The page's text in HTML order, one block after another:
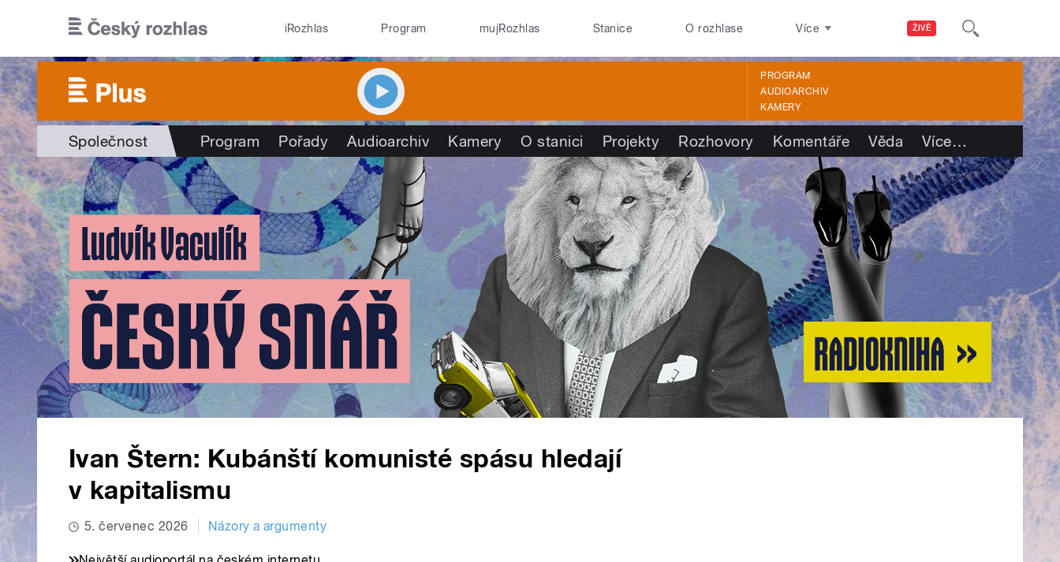
ŽIVĚ
iRozhlas Program mujRozhlas Stanice O rozhlase Více
PROGRAM
AUDIOARCHIV
KAMERY
Společnost Program Pořady Audioarchiv Kamery O stanici Projekty Rozhovory Komentáře Věda Více…
Ivan Štern: Kubánští komunisté spásu hledají
v kapitalismu
5. červenec 2026 Názory a argumenty